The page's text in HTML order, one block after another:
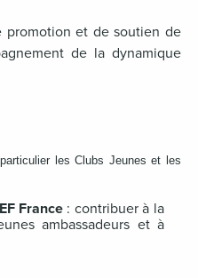
et de soutien de
de la dynamique
les Clubs Jeunes et les
France : contribuer à la
ambassadeurs et à